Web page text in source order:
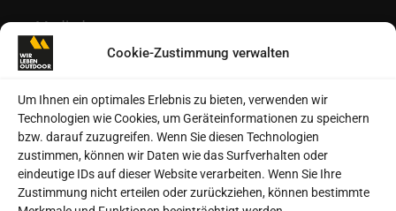
Cookie-Zustimmung verwalten
Um Ihnen ein optimales Erlebnis zu bieten, verwenden wir
Technologien wie Cookies, um Geräteinformationen zu speichern
bzw. darauf zuzugreifen. Wenn Sie diesen Technologien
zustimmen, können wir Daten wie das Surfverhalten oder
eindeutige IDs auf dieser Website verarbeiten. Wenn Sie Ihre
Zustimmung nicht erteilen oder zurückziehen, können bestimmte
Mediadaten
Redaktion
Kontakt
Autoren
Datenschutz